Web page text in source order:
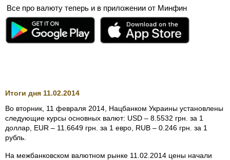
Все про валюту теперь и в приложении от Минфин
Итоги дня 11.02.2014
Во вторник, 11 февраля 2014, Нацбанком Украины установлены
следующие курсы основных валют: USD – 8.5532 грн. за 1
доллар, EUR – 11.6649 грн. за 1 евро, RUB – 0.246 грн. за 1
рубль.
На межбанковском валютном рынке 11.02.2014 цены начали